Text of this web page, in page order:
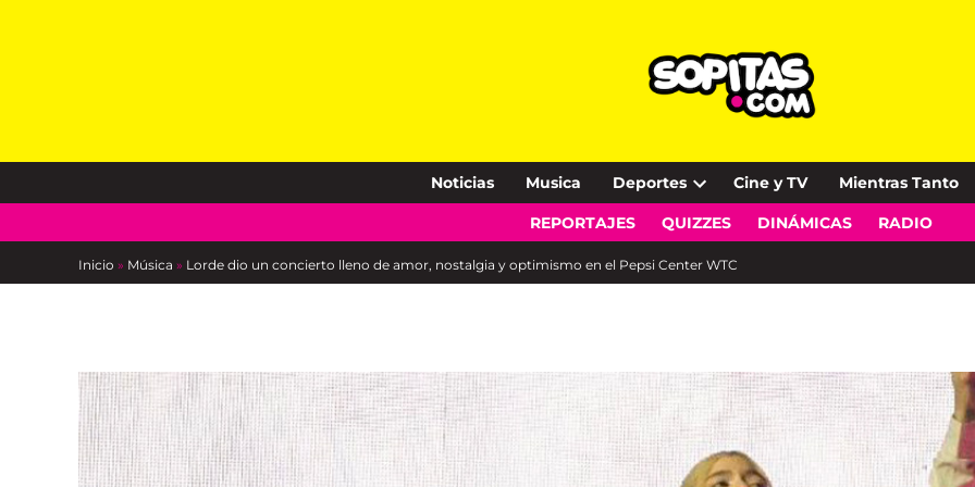
Noticias Musica Deportes
Open
dropdown
Cine y TV Mientras Tanto
REPORTAJES QUIZZES DINÁMICAS RADIO
Inicio » Música » Lorde dio un concierto lleno de amor, nostalgia y optimismo en el Pepsi Center WTC